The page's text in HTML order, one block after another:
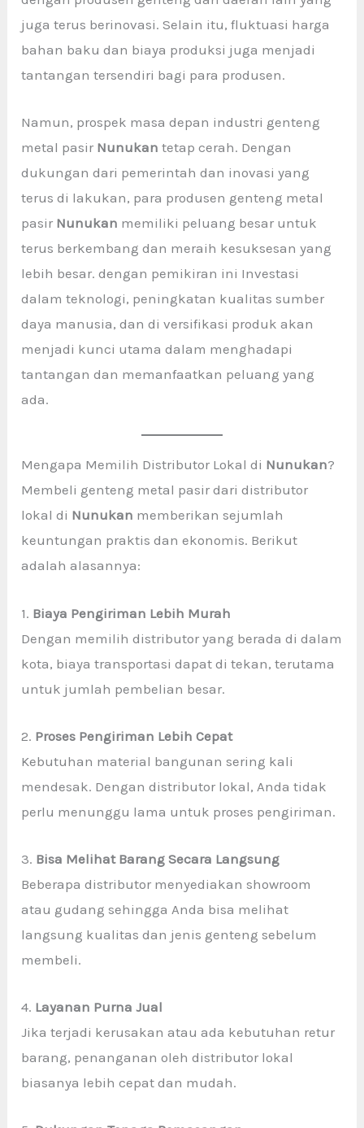
juga terus berinovasi. Selain itu, fluktuasi harga
bahan baku dan biaya produksi juga menjadi
tantangan tersendiri bagi para produsen.
Namun, prospek masa depan industri genteng
metal pasir Nunukan tetap cerah. Dengan
dukungan dari pemerintah dan inovasi yang
terus di lakukan, para produsen genteng metal
pasir Nunukan memiliki peluang besar untuk
terus berkembang dan meraih kesuksesan yang
lebih besar. dengan pemikiran ini Investasi
dalam teknologi, peningkatan kualitas sumber
daya manusia, dan di versifikasi produk akan
menjadi kunci utama dalam menghadapi
tantangan dan memanfaatkan peluang yang
ada.
Mengapa Memilih Distributor Lokal di Nunukan?
Membeli genteng metal pasir dari distributor
lokal di Nunukan memberikan sejumlah
keuntungan praktis dan ekonomis. Berikut
adalah alasannya:
1. Biaya Pengiriman Lebih Murah
Dengan memilih distributor yang berada di dalam
kota, biaya transportasi dapat di tekan, terutama
untuk jumlah pembelian besar.
2. Proses Pengiriman Lebih Cepat
Kebutuhan material bangunan sering kali
mendesak. Dengan distributor lokal, Anda tidak
perlu menunggu lama untuk proses pengiriman.
3. Bisa Melihat Barang Secara Langsung
Beberapa distributor menyediakan showroom
atau gudang sehingga Anda bisa melihat
langsung kualitas dan jenis genteng sebelum
membeli.
4. Layanan Purna Jual
Jika terjadi kerusakan atau ada kebutuhan retur
barang, penanganan oleh distributor lokal
biasanya lebih cepat dan mudah.